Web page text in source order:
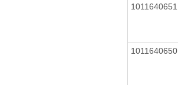
1011640651
1011640650